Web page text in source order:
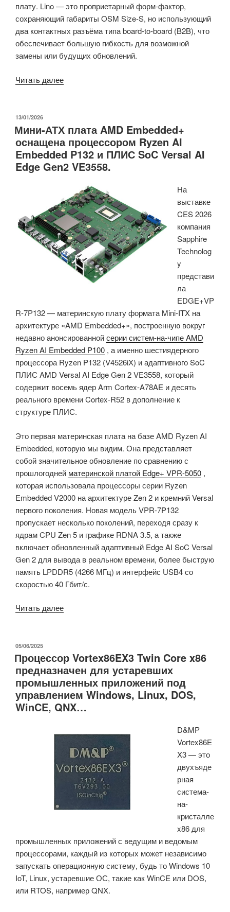
плату. Lino — это проприетарный форм-фактор,
сохраняющий габариты OSM Size-S, но использующий
два контактных разъёма типа board-to-board (B2B), что
обеспечивает большую гибкость для возможной
замены или будущих обновлений.
Читать далее«Toradex
SoMs
–
30×30
мм
NXP
i.MX
93/i.MX
91
с
разъемами
для
пайки
контактным
разъёмом
B2B»
ОПУБЛИКОВАНО
13/01/2026
Мини-АТХ плата AMD Embedded+
оснащена процессором Ryzen AI
Embedded P132 и ПЛИС SoC Versal AI
Edge Gen2 VE3558.
На
выставке
CES 2026
компания
Sapphire
Technolog
y
представи
ла
EDGE+VP
R-7P132 — материнскую плату формата Mini-ITX на
архитектуре «AMD Embedded+», построенную вокруг
недавно анонсированнойсерии систем-на-чипе AMD
Ryzen AI Embedded P100 , а именно шестиядерного
процессора Ryzen P132 (V4526iX) и адаптивного SoC
ПЛИС AMD Versal AI Edge Gen 2 VE3558, который
содержит восемь ядер Arm Cortex-A78AE и десять
реального времени Cortex-R52 в дополнение к
структуре ПЛИС.
Это первая материнская плата на базе AMD Ryzen AI
Embedded, которую мы видим. Она представляет
собой значительное обновление по сравнению с
прошлогодней материнской платой Edge+ VPR-5050 ,
которая использовала процессоры серии Ryzen
Embedded V2000 на архитектуре Zen 2 и кремний Versal
первого поколения. Новая модель VPR-7P132
пропускает несколько поколений, переходя сразу к
ядрам CPU Zen 5 и графике RDNA 3.5, а также
включает обновленный адаптивный Edge AI SoC Versal
Gen 2 для вывода в реальном времени, более быструю
память LPDDR5 (4266 МГц) и интерфейс USB4 со
скоростью 40 Гбит/с.
Читать далее«Мини-
Embedded+
оснащена
процессором
Ryzen
AI
ПЛИС
SoC
Versal
Edge
ОПУБЛИКОВАНО
05/06/2025
Процессор Vortex86EX3 Twin Core x86
предназначен для устаревших
промышленных приложений под
управлением Windows, Linux, DOS,
WinCE, QNX…
D&MP
Vortex86E
X3 — это
двухъяде
рная
система-
на-
кристалле
x86 для
промышленных приложений с ведущим и ведомым
процессорами, каждый из которых может независимо
запускать операционную систему, будь то Windows 10
IoT, Linux, устаревшие ОС, такие как WinCE или DOS,
или RTOS, например QNX.